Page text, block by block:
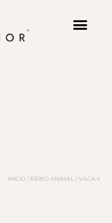
INICIO / REINO ANIMAL / VACA II